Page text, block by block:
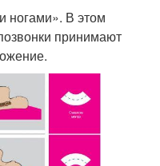
ногами». В этом
принимают